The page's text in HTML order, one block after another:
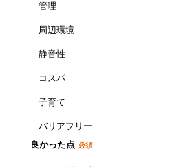
管理
周辺環境
静音性
コスパ
子育て
バリアフリー
良かった点 必須